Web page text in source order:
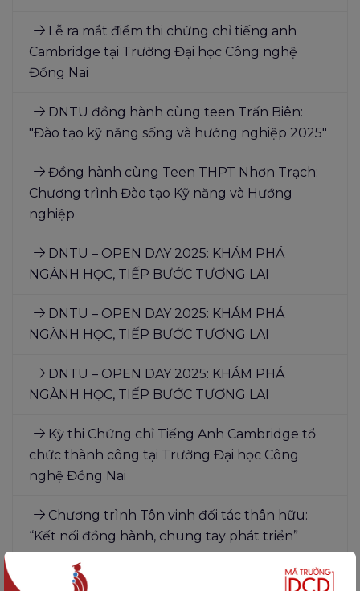
Lễ ra mắt điểm thi chứng chỉ tiếng anh
Cambridge tại Trường Đại học Công nghệ
Đồng Nai
DNTU đồng hành cùng teen Trấn Biên:
"Đào tạo kỹ năng sống và hướng nghiệp 2025"
Đồng hành cùng Teen THPT Nhơn Trạch:
Chương trình Đào tạo Kỹ năng và Hướng
nghiệp
DNTU – OPEN DAY 2025: KHÁM PHÁ
NGÀNH HỌC, TIẾP BƯỚC TƯƠNG LAI
DNTU – OPEN DAY 2025: KHÁM PHÁ
NGÀNH HỌC, TIẾP BƯỚC TƯƠNG LAI
DNTU – OPEN DAY 2025: KHÁM PHÁ
NGÀNH HỌC, TIẾP BƯỚC TƯƠNG LAI
Kỳ thi Chứng chỉ Tiếng Anh Cambridge tổ
chức thành công tại Trường Đại học Công
nghệ Đồng Nai
Chương trình Tôn vinh đối tác thân hữu:
“Kết nối đồng hành, chung tay phát triển”